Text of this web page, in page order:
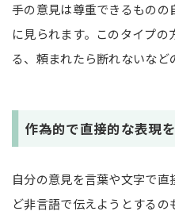
手の意見は尊重できるもの
に見られます。このタイプ
る、頼まれたら断れないなど
作為的で直接的な表現
自分の意見を言葉や文字で
ど非言語で伝えようとする